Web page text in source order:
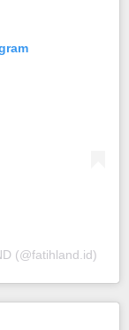
(@fatihland.id)